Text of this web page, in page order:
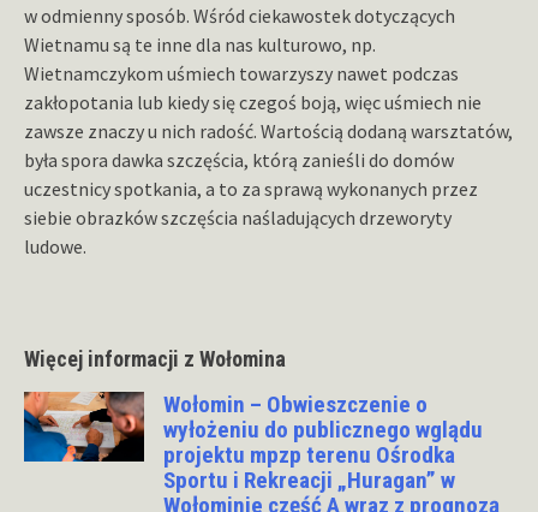
w odmienny sposób. Wśród ciekawostek dotyczących
Wietnamu są te inne dla nas kulturowo, np.
Wietnamczykom uśmiech towarzyszy nawet podczas
zakłopotania lub kiedy się czegoś boją, więc uśmiech nie
zawsze znaczy u nich radość. Wartością dodaną warsztatów,
była spora dawka szczęścia, którą zanieśli do domów
uczestnicy spotkania, a to za sprawą wykonanych przez
siebie obrazków szczęścia naśladujących drzeworyty
ludowe.
Więcej informacji z Wołomina
Wołomin – Obwieszczenie o
wyłożeniu do publicznego wglądu
projektu mpzp terenu Ośrodka
Sportu i Rekreacji „Huragan” w
Wołominie część A wraz z prognozą